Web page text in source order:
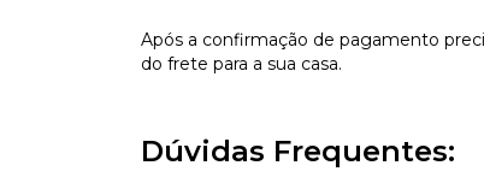
Após a confirmação de pagamento
do frete para a sua casa.
Dúvidas Frequentes: